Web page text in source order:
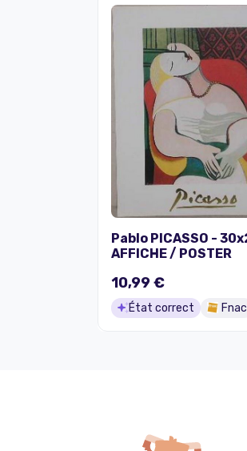
Pablo PICASSO -
AFFICHE / POSTER
10,99 €
État correct Fnac